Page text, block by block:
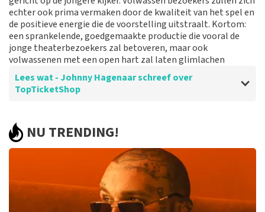
een beslissing. Wij hebben uw review gelezen en willen
er graag op reageren. Wij begrijpen dat u teleurgesteld
bent over de geboden plaatsen. Dit is vervelend. Maar
helaas gaan wij niet over de zaalindeling. Wij hebben de
categorie geleverd die u besteld heeft. Mocht het een
mindere plaats zijn in deze categorie dan komt dit
doordat de betere plaatsen in deze categorie al
verkocht waren aan de klanten voor u. Hier is helaas
niks aan te doen. Het klopt dat onze tickets soms
aanbod zoals ook normaal is in de vliegindustrie. Ook
ticketmaster maakt hier gebruik van bij haar platinum
tickets. De andere naam die op het ticket staat is te
verklaren doordat wij een wederverkoper zijn van
doorverkochte tickets. Wij hopen dat u ondanks alles
toch een fantastische avond heeft gehad. Met
vriendelijke groeten, Joost Topticketshop
echter ook prima vermaken door de kwaliteit van het spel en
de positieve energie die de voorstelling uitstraalt. Kortom:
een sprankelende, goedgemaakte productie die vooral de
jonge theaterbezoekers zal betoveren, maar ook
volwassenen met een open hart zal laten glimlachen
Lees wat - Johnny Hagenaar schreef over
TopTicketShop
Helder en snel
NU TRENDING!